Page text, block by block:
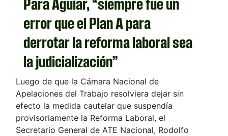
Para Aguiar, “siempre fue un
error que el Plan A para
derrotar la reforma laboral sea
la judicialización”
Luego de que la Cámara Nacional de
Apelaciones del Trabajo resolviera dejar sin
efecto la medida cautelar que suspendía
provisoriamente la Reforma Laboral, el
Secretario General de ATE Nacional, Rodolfo